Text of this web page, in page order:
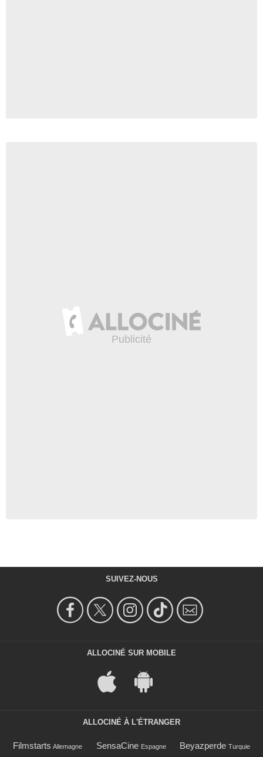
SUIVEZ-NOUS
ALLOCINÉ SUR MOBILE
ALLOCINÉ À L'ÉTRANGER
Filmstarts Allemagne SensaCine Espagne Beyazperde Turquie